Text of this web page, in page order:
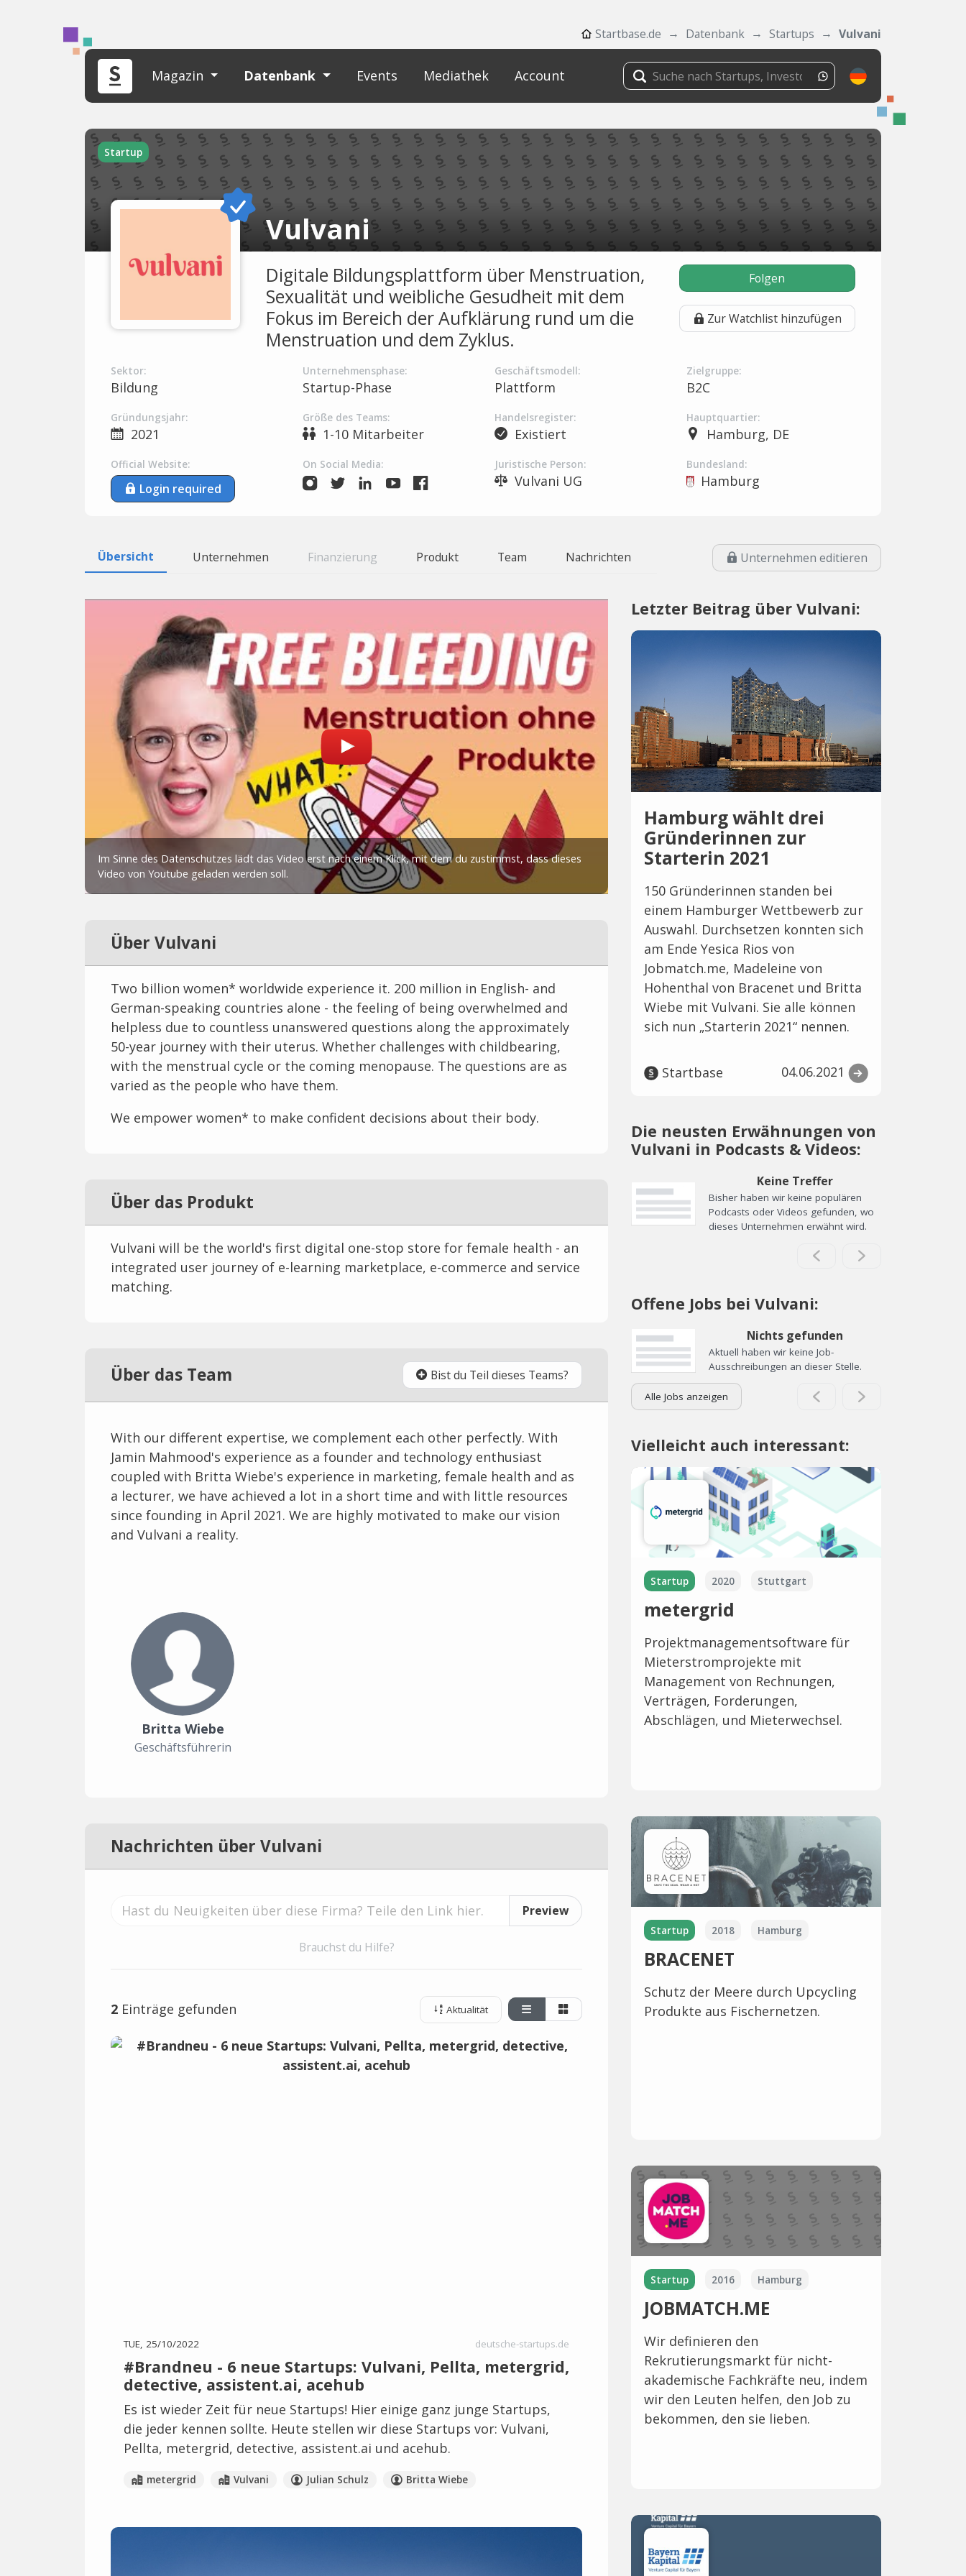
Startbase.de Datenbank Startups Vulvani
Magazin Datenbank Events Mediathek Account
Startup
Vulvani
Digitale Bildungsplattform über Menstruation,
Sexualität und weibliche Gesudheit mit dem
Fokus im Bereich der Aufklärung rund um die
Menstruation und dem Zyklus.
Folgen
Zur Watchlist hinzufügen
Sektor:
Bildung
Unternehmensphase:
Startup-Phase
Geschäftsmodell:
Plattform
Zielgruppe:
B2C
Gründungsjahr:
2021
Größe des Teams:
1-10 Mitarbeiter
Handelsregister:
Existiert
Hauptquartier:
Hamburg, DE
Official Website:
Login required
On Social Media: Juristische Person:
Vulvani UG
Bundesland:
Hamburg
Übersicht Unternehmen Finanzierung Produkt Team Nachrichten Unternehmen editieren
Über Vulvani
Two billion women* worldwide experience it. 200 million in English- and
German-speaking countries alone - the feeling of being overwhelmed and
helpless due to countless unanswered questions along the approximately
50-year journey with their uterus. Whether challenges with childbearing,
with the menstrual cycle or the coming menopause. The questions are as
varied as the people who have them.
We empower women* to make confident decisions about their body.
Über das Produkt
Vulvani will be the world's first digital one-stop store for female health - an
integrated user journey of e-learning marketplace, e-commerce and service
matching.
Über das Team Bist du Teil dieses Teams?
With our different expertise, we complement each other perfectly. With
Jamin Mahmood's experience as a founder and technology enthusiast
coupled with Britta Wiebe's experience in marketing, female health and as
a lecturer, we have achieved a lot in a short time and with little resources
since founding in April 2021. We are highly motivated to make our vision
and Vulvani a reality.
Britta Wiebe
Geschäftsführerin
Nachrichten über Vulvani
Preview
Brauchst du Hilfe?
2 Einträge gefunden Aktualität
TUE, 25/10/2022 deutsche-startups.de
#Brandneu - 6 neue Startups: Vulvani, Pellta, metergrid,
detective, assistent.ai, acehub
Es ist wieder Zeit für neue Startups! Hier einige ganz junge Startups,
die jeder kennen sollte. Heute stellen wir diese Startups vor: Vulvani,
Pellta, metergrid, detective, assistent.ai und acehub.
metergrid Vulvani Julian Schulz Britta Wiebe
Letzter Beitrag über Vulvani:
Hamburg wählt drei
Gründerinnen zur
Starterin 2021
150 Gründerinnen standen bei
einem Hamburger Wettbewerb zur
Auswahl. Durchsetzen konnten sich
am Ende Yesica Rios von
Jobmatch.me, Madeleine von
Hohenthal von Bracenet und Britta
Wiebe mit Vulvani. Sie alle können
sich nun „Starterin 2021“ nennen.
Startbase 04.06.2021
Die neusten Erwähnungen von
Vulvani in Podcasts & Videos:
Keine Treffer
Bisher haben wir keine populären
Podcasts oder Videos gefunden, wo
dieses Unternehmen erwähnt wird.
Offene Jobs bei Vulvani:
Nichts gefunden
Aktuell haben wir keine Job-
Ausschreibungen an dieser Stelle.
Alle Jobs anzeigen
Vielleicht auch interessant:
Startup 2020 Stuttgart
metergrid
Projektmanagementsoftware für
Mieterstromprojekte mit
Management von Rechnungen,
Verträgen, Forderungen,
Abschlägen, und Mieterwechsel.
Startup 2018 Hamburg
BRACENET
Schutz der Meere durch Upcycling
Produkte aus Fischernetzen.
Startup 2016 Hamburg
JOBMATCH.ME
Wir definieren den
Rekrutierungsmarkt für nicht-
akademische Fachkräfte neu, indem
wir den Leuten helfen, den Job zu
bekommen, den sie lieben.